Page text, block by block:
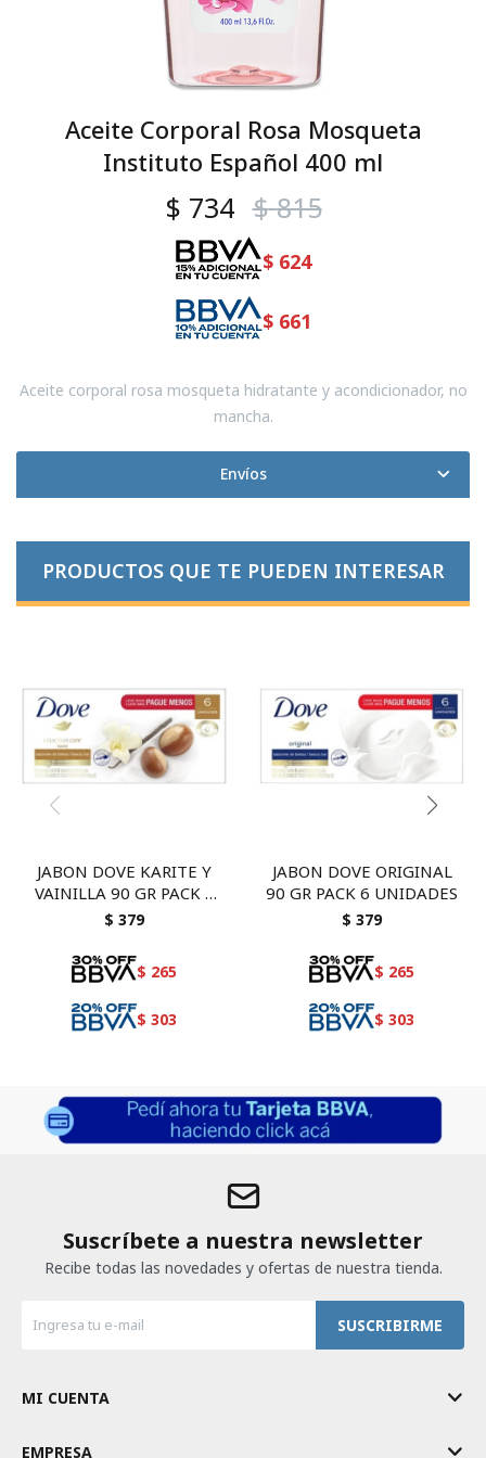
Aceite Corporal Rosa Mosqueta
Instituto Español 400 ml
$ 734 $ 815
$ 624
$ 661
Aceite corporal rosa mosqueta hidratante y acondicionador, no
mancha.
Envíos
PRODUCTOS QUE TE PUEDEN INTERESAR
JABON DOVE KARITE Y
VAINILLA 90 GR PACK 6
UNIDADES
$ 379
$ 265
$ 303
JABON DOVE ORIGINAL
90 GR PACK 6 UNIDADES
$ 379
$ 265
$ 303
Suscríbete a nuestra newsletter
Recibe todas las novedades y ofertas de nuestra tienda.
SUSCRIBIRME
MI CUENTA
EMPRESA